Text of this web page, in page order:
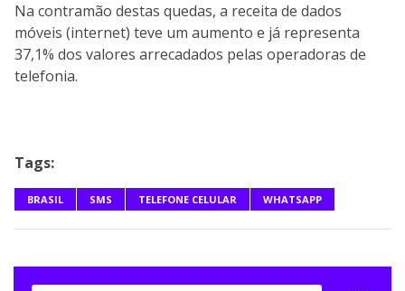
Na contramão destas quedas, a receita de dados
móveis (internet) teve um aumento e já representa
37,1% dos valores arrecadados pelas operadoras de
telefonia.
Tags:
BRASIL SMS TELEFONE CELULAR WHATSAPP